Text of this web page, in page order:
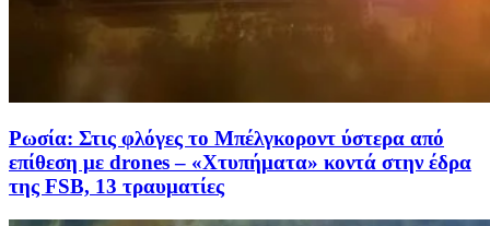
Ρωσία: Στις φλόγες το Μπέλγκοροντ ύστερα από
επίθεση με drones – «Χτυπήματα» κοντά στην έδρα
της FSB, 13 τραυματίες